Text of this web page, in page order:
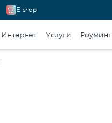
E-shop
Интернет Услуги Роуминг